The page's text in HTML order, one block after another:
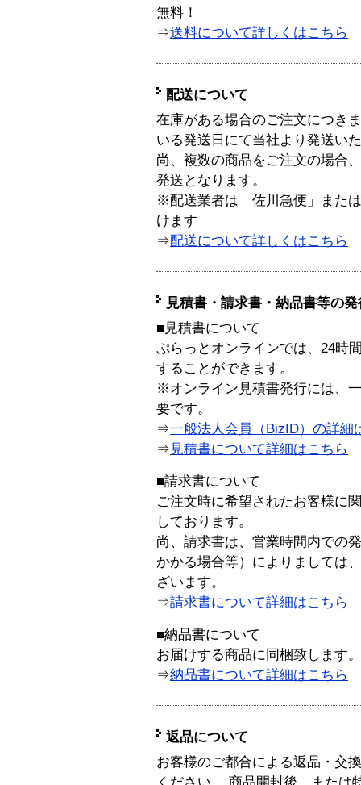
無料！
⇒送料について詳しくはこちら
配送について
在庫がある場合のご注文につき
いる発送日にて当社より発送い
尚、複数の商品をご注文の場合
発送となります。
※配送業者は「佐川急便」また
けます
⇒配送について詳しくはこちら
見積書・請求書・納品書等の
■見積書について
ぷらっとオンラインでは、24時
することができます。
※オンライン見積書発行には、
要です。
⇒一般法人会員（BizID）の詳細
⇒ 見積書について詳細はこちら
■請求書について
ご注文時に希望されたお客様に
しております。
尚、請求書は、営業時間内での
かかる場合等）によりましては
ざいます。
⇒請求書について詳細はこちら
■納品書について
お届けする商品に同梱致します。
⇒納品書について詳細はこちら
返品について
お客様のご都合による返品・交